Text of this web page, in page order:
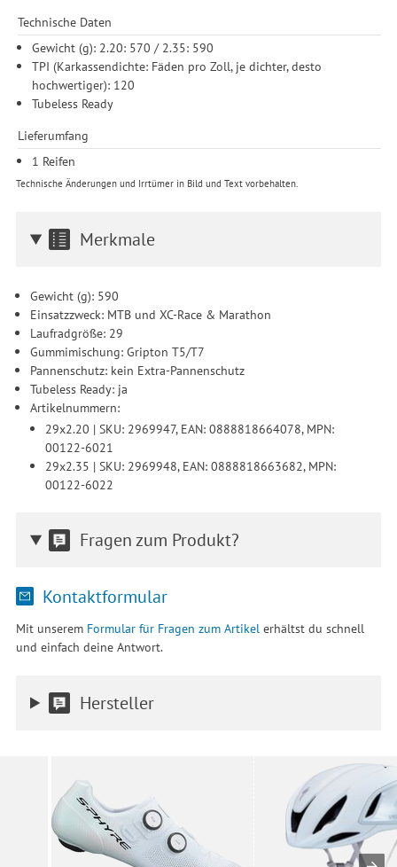
Technische Daten
Gewicht (g): 2.20: 570 / 2.35: 590
TPI (Karkassendichte: Fäden pro Zoll, je dichter, desto
hochwertiger): 120
Tubeless Ready
Lieferumfang
1 Reifen
Technische Änderungen und Irrtümer in Bild und Text vorbehalten.
Merkmale
Gewicht (g): 590
Einsatzzweck: MTB und XC-Race & Marathon
Laufradgröße: 29
Gummimischung: Gripton T5/T7
Pannenschutz: kein Extra-Pannenschutz
Tubeless Ready: ja
Artikelnummern:
29x2.20 | SKU: 2969947, EAN: 0888818664078, MPN:
00122-6021
29x2.35 | SKU: 2969948, EAN: 0888818663682, MPN:
00122-6022
Fragen zum Produkt?
Kontaktformular
Mit unserem Formular für Fragen zum Artikelerhältst du schnell
und einfach deine Antwort.
Hersteller